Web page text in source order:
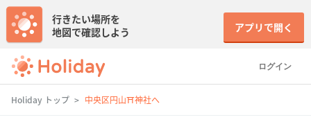
ログイン
行きたい場所を
地図で確認しよう
アプリで開く
Holiday トップ 中央区円山⛩神社へ